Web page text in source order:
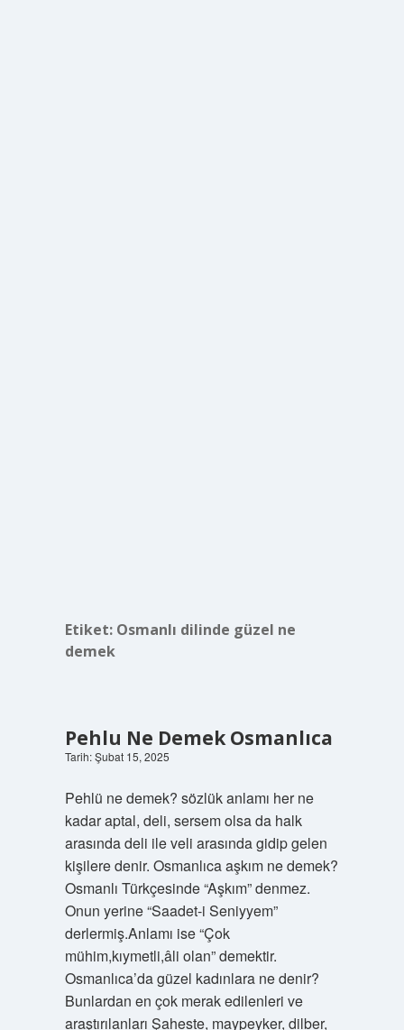
Etiket: Osmanlı dilinde güzel ne
demek
Pehlu Ne Demek Osmanlıca
Tarih: Şubat 15, 2025
Pehlü ne demek? sözlük anlamı her ne
kadar aptal, deli, sersem olsa da halk
arasında deli ile veli arasında gidip gelen
kişilere denir. Osmanlıca aşkım ne demek?
Osmanlı Türkçesinde “Aşkım” denmez.
Onun yerine “Saadet-i Seniyyem”
derlermiş.Anlamı ise “Çok
mühim,kıymetli,âli olan” demektir.
Osmanlıca’da güzel kadınlara ne denir?
Bunlardan en çok merak edilenleri ve
araştırılanları Şaheste, maypeyker, dilber,